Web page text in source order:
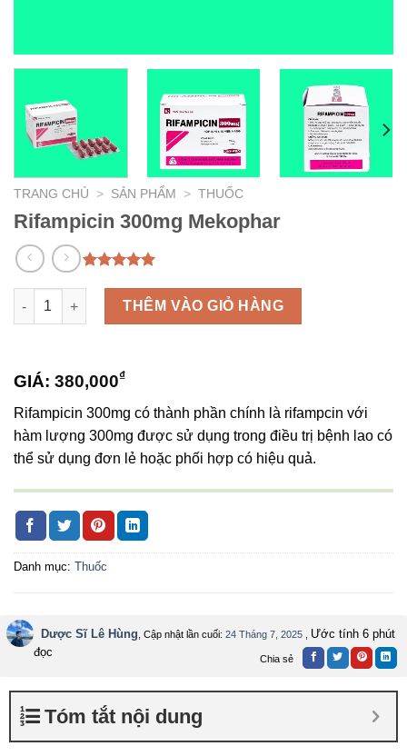
TRANG CHỦ > SẢN PHẨM > THUỐC
Rifampicin 300mg Mekophar
đánh giá
GIÁ: 380,000₫
Rifampicin 300mg có thành phần chính là rifampcin với
hàm lượng 300mg được sử dụng trong điều trị bệnh lao có
thể sử dụng đơn lẻ hoặc phối hợp có hiệu quả.
Rifampicin 300mg Mekophar số lượng
THÊM VÀO GIỎ HÀNG
Danh mục: Thuốc
Dược Sĩ Lê Hùng , Cập nhật lần cuối: 24 Tháng 7, 2025
Ước tính 6 phút
đọc
Chia sẻ
Tóm tắt nội dung